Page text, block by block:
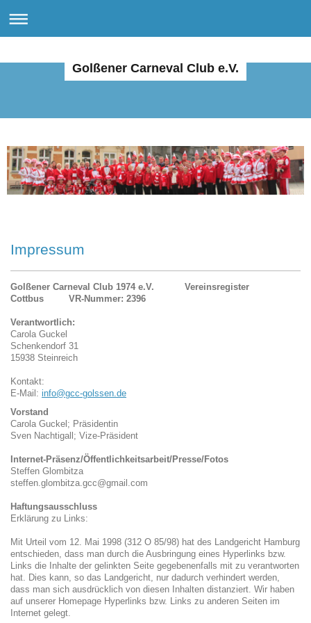
Golßener Carneval Club e.V.
Impressum
Golßener Carneval Club 1974 e.V. Vereinsregister
Cottbus VR-Nummer: 2396
Verantwortlich:
Carola Guckel
Schenkendorf 31
15938 Steinreich
Kontakt:
E-Mail: info@gcc-golssen.de
Vorstand
Carola Guckel; Präsidentin
Sven Nachtigall; Vize-Präsident
Internet-Präsenz/Öffentlichkeitsarbeit/Presse/Fotos
Steffen Glombitza
steffen.glombitza.gcc@gmail.com
Haftungsausschluss
Erklärung zu Links:
Mit Urteil vom 12. Mai 1998 (312 O 85/98) hat des Landgericht Hamburg
entschieden, dass man durch die Ausbringung eines Hyperlinks bzw.
Links die Inhalte der gelinkten Seite gegebenenfalls mit zu verantworten
hat. Dies kann, so das Landgericht, nur dadurch verhindert werden,
dass man sich ausdrücklich von diesen Inhalten distanziert. Wir haben
auf unserer Homepage Hyperlinks bzw. Links zu anderen Seiten im
Internet gelegt.